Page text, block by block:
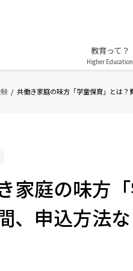
教育って？
Higher Education
共働き家庭の味方「学童保育」とは？
家庭の味方
、申込方法